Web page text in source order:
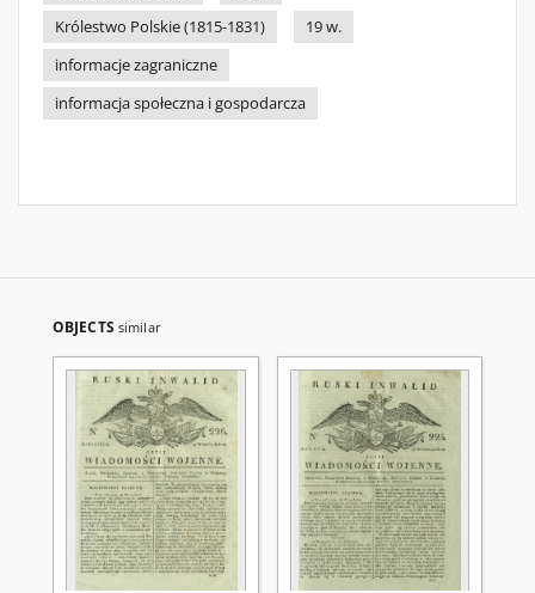
Królestwo Polskie (1815-1831)
19 w.
informacje zagraniczne
informacja społeczna i gospodarcza
OBJECTS similar